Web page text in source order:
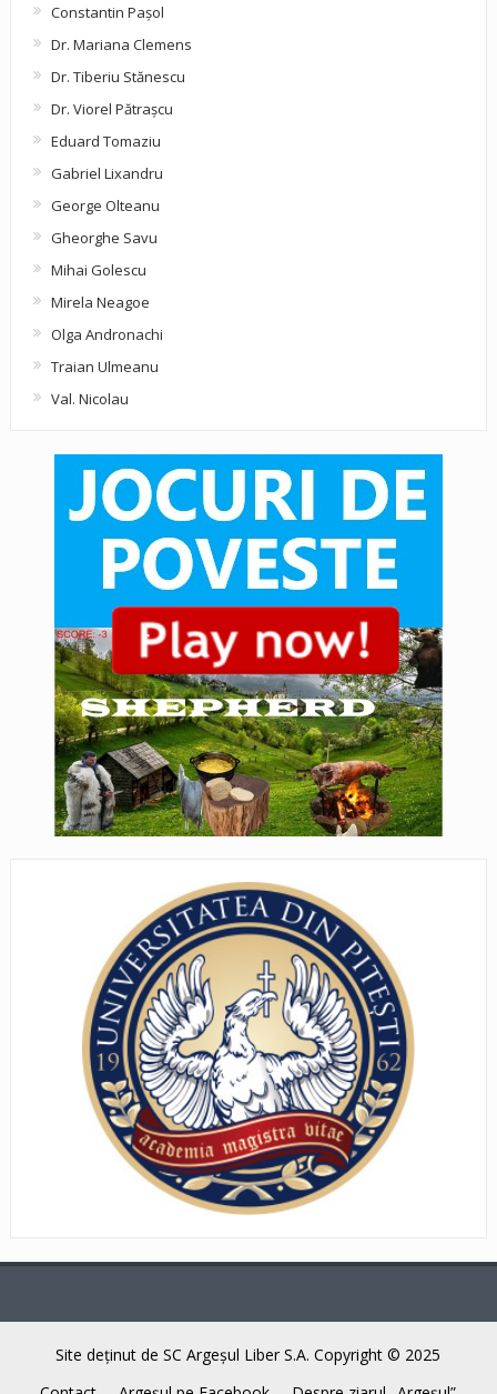
Constantin Pașol
Dr. Mariana Clemens
Dr. Tiberiu Stănescu
Dr. Viorel Pătraşcu
Eduard Tomaziu
Gabriel Lixandru
George Olteanu
Gheorghe Savu
Mihai Golescu
Mirela Neagoe
Olga Andronachi
Traian Ulmeanu
Val. Nicolau
Site deţinut de SC Argeşul Liber S.A. Copyright © 2025